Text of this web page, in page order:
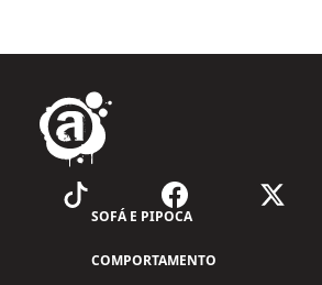
SOFÁ E PIPOCA
COMPORTAMENTO